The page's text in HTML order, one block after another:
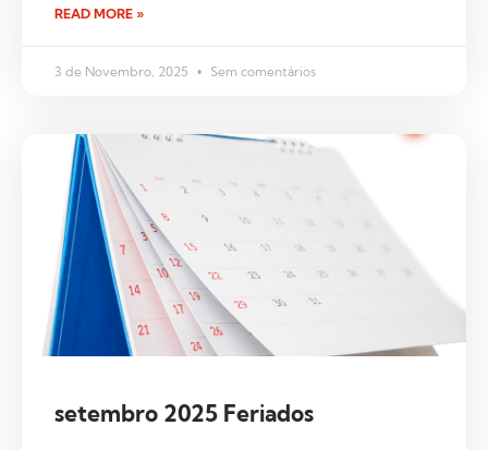
READ MORE »
3 de Novembro, 2025 Sem comentários
setembro 2025 Feriados